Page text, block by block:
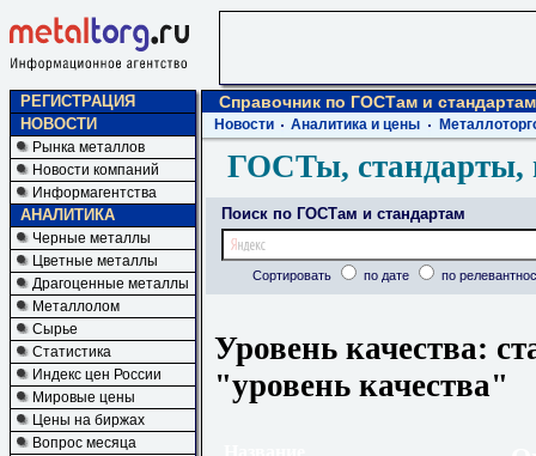
РЕГИСТРАЦИЯ
НОВОСТИ
Рынка металлов
Новости компаний
Информагентства
АНАЛИТИКА
Черные металлы
Цветные металлы
Драгоценные металлы
Металлолом
Сырье
Статистика
Индекс цен России
Мировые цены
Цены на биржах
Вопрос месяца
Справочник по ГОСТам и стандартам
Новости Аналитика и цены
ГОСТы, стандарты,
Поиск по ГОСТам и стандартам
Сортировать по дате по
Уровень качества:
"уровень качества"